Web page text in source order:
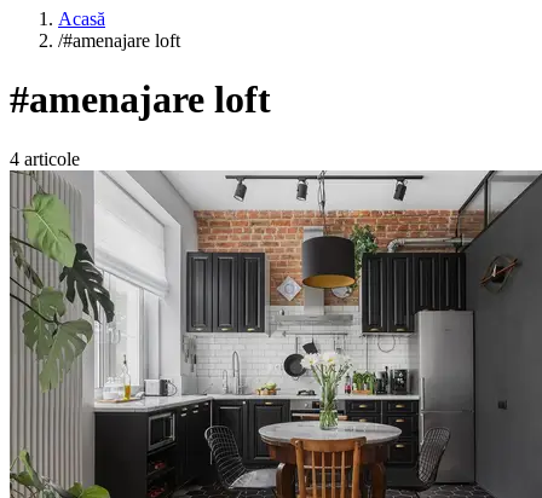
Acasă
/#amenajare loft
#amenajare loft
4 articole